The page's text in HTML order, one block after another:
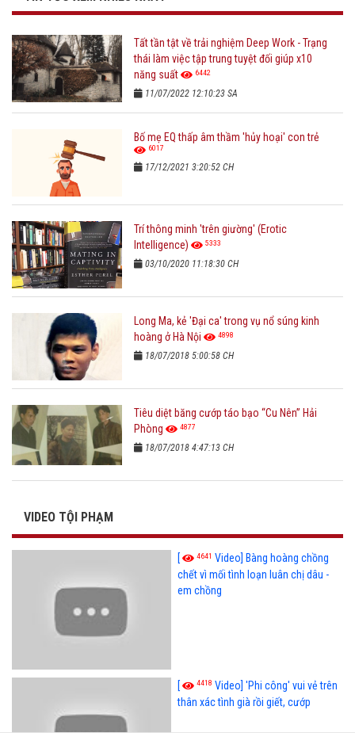
Tất tần tật về trải nghiệm Deep Work - Trạng
thái làm việc tập trung tuyệt đối giúp x10
năng suất
6442
11/07/2022 12:10:23 SA
Bố mẹ EQ thấp âm thầm 'hủy hoại' con trẻ
6017
17/12/2021 3:20:52 CH
Trí thông minh 'trên giường' (Erotic
Intelligence)
5333
03/10/2020 11:18:30 CH
Long Ma, kẻ 'Đại ca' trong vụ nổ súng kinh
hoàng ở Hà Nội
4898
18/07/2018 5:00:58 CH
Tiêu diệt băng cướp táo bạo “Cu Nên” Hải
Phòng
4877
18/07/2018 4:47:13 CH
VIDEO TỘI PHẠM
[ 4641 Video] Bàng hoàng chồng
chết vì mối tình loạn luân chị dâu -
em chồng
[ 4418 Video] 'Phi công' vui vẻ trên
thân xác tình già rồi giết, cướp